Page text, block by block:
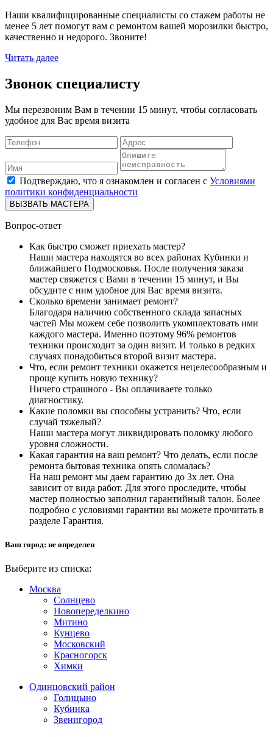
Наши квалифицированные специалисты со стажем работы не
менее 5 лет помогут вам с ремонтом вашей морозилки быстро,
качественно и недорого. Звоните!
Читать далее
Звонок специалисту
Мы перезвоним Вам в течении 15 минут, чтобы согласовать
удобное для Вас время визита
Подтверждаю, что я ознакомлен и согласен с Условиями
политики конфиденциальности
ВЫЗВАТЬ МАСТЕРА
Вопрос-ответ
Как быстро сможет приехать мастер?
Наши мастера находятся во всех районах Кубинки и
ближайшего Подмосковья. После получения заказа
мастер свяжется с Вами в течении 15 минут, и Вы
обсудите с ним удобное для Вас время визита.
Сколько времени занимает ремонт?
Благодаря наличию собственного склада запасных
частей Мы можем себе позволить укомплектовать ими
каждого мастера. Именно поэтому 96% ремонтов
техники происходит за один визит. И только в редких
случаях понадобиться второй визит мастера.
Что, если ремонт техники окажется нецелесообразным и
проще купить новую технику?
Ничего страшного - Вы оплачиваете только
диагностику.
Какие поломки вы способны устранить? Что, если
случай тяжелый?
Наши мастера могут ликвидировать поломку любого
уровня сложности.
Какая гарантия на ваш ремонт? Что делать, если после
ремонта бытовая техника опять сломалась?
На наш ремонт мы даем гарантию до 3х лет. Она
зависит от вида работ. Для этого проследите, чтобы
мастер полностью заполнил гарантийный талон. Более
подробно с условиями гарантии вы можете прочитать в
разделе Гарантия.
Ваш город: не определен
Выберите из списка:
Москва
Солнцево
Новопеределкино
Митино
Кунцево
Московский
Красногорск
Химки
Одинцовский район
Голицыно
Кубинка
Звенигород